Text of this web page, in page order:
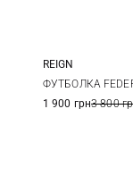
L
REIGN
ФУТБОЛКА
1 900 грн3 800